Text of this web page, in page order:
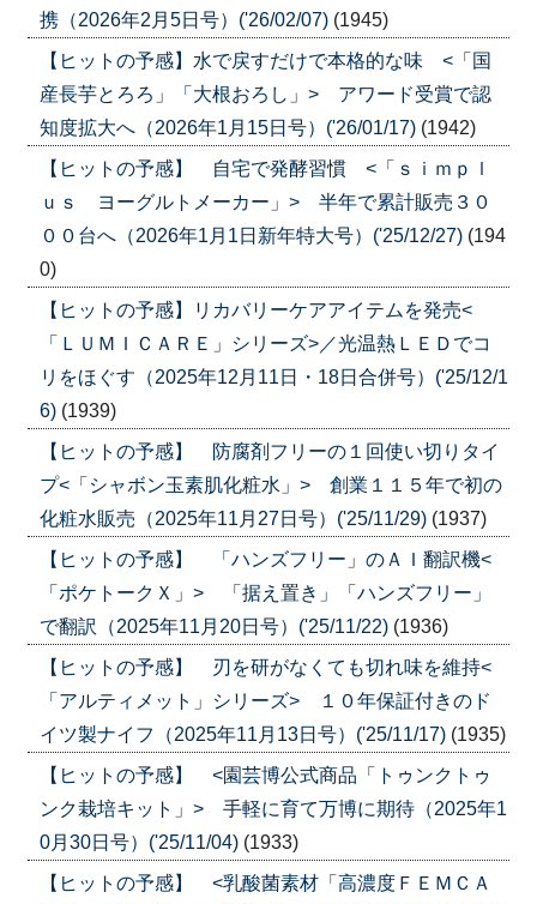
携（2026年2月5日号）('26/02/07) (1945)
【ヒットの予感】水で戻すだけで本格的な味 <「国
産長芋とろろ」「大根おろし」> アワード受賞で認
知度拡大へ（2026年1月15日号）('26/01/17) (1942)
【ヒットの予感】 自宅で発酵習慣 <「ｓｉｍｐｌ
ｕｓ ヨーグルトメーカー」> 半年で累計販売３０
００台へ（2026年1月1日新年特大号）('25/12/27) (194
0)
【ヒットの予感】リカバリーケアアイテムを発売<
「ＬＵＭＩＣＡＲＥ」シリーズ>／光温熱ＬＥＤでコ
リをほぐす（2025年12月11日・18日合併号）('25/12/1
6) (1939)
【ヒットの予感】 防腐剤フリーの１回使い切りタイ
プ<「シャボン玉素肌化粧水」> 創業１１５年で初の
化粧水販売（2025年11月27日号）('25/11/29) (1937)
【ヒットの予感】 「ハンズフリー」のＡＩ翻訳機<
「ポケトークＸ」> 「据え置き」「ハンズフリー」
で翻訳（2025年11月20日号）('25/11/22) (1936)
【ヒットの予感】 刃を研がなくても切れ味を維持<
「アルティメット」シリーズ> １０年保証付きのド
イツ製ナイフ（2025年11月13日号）('25/11/17) (1935)
【ヒットの予感】 <園芸博公式商品「トゥンクトゥ
ンク栽培キット」> 手軽に育て万博に期待（2025年1
0月30日号）('25/11/04) (1933)
【ヒットの予感】 <乳酸菌素材「高濃度ＦＥＭＣＡ